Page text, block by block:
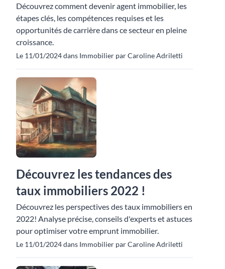
Découvrez comment devenir agent immobilier, les
étapes clés, les compétences requises et les
opportunités de carrière dans ce secteur en pleine
croissance.
Le 11/01/2024 dans Immobilier par Caroline Adriletti
Découvrez les tendances des
taux immobiliers 2022 !
Découvrez les perspectives des taux immobiliers en
2022! Analyse précise, conseils d'experts et astuces
pour optimiser votre emprunt immobilier.
Le 11/01/2024 dans Immobilier par Caroline Adriletti